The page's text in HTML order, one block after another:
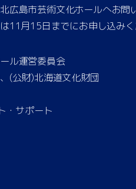
広島市芸術文化ホールへお問
11月15日までにお申し込みく
ル運営委員会
(公財)北海道文化財団
・サポート